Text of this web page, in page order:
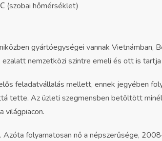
(szobai hőmérséklet)
gyártóegységei vannak Vietnámban,
nemzetközi szintre emeli és ott is
feladatvállalás mellett, ennek jegyében
tette. Az üzleti szegmensben betöltött
világpiacon.
folyamatosan nő a népszerűsége,